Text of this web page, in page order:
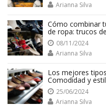
Arianna Silva
Cómo combinar
de ropa: trucos
08/11/2024
Arianna Silva
Los mejores
Comodidad y
25/06/2024
Arianna Silva